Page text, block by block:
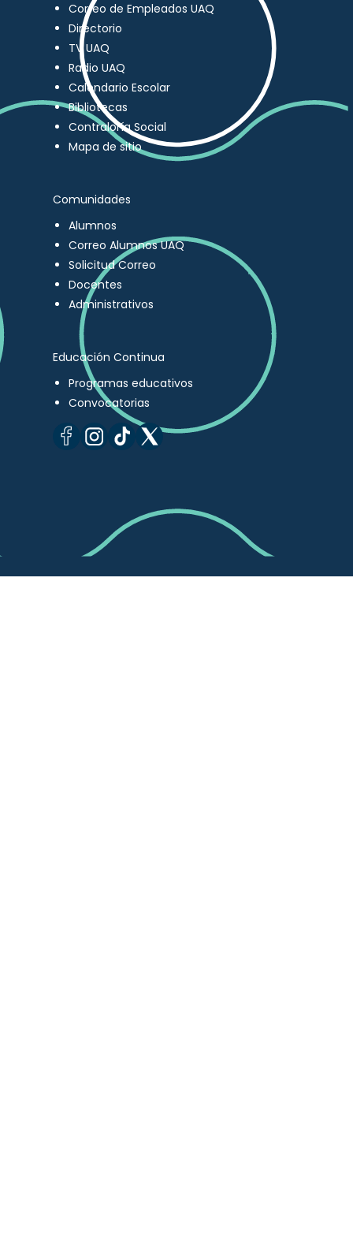
Correo de Empleados UAQ
Directorio
TV UAQ
Radio UAQ
Calendario Escolar
Bibliotecas
Contraloría Social
Mapa de sitio
Comunidades
Alumnos
Correo Alumnos UAQ
Solicitud Correo
Docentes
Administrativos
Educación Continua
Programas educativos
Convocatorias